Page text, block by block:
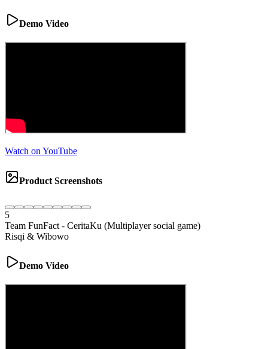
Demo Video
Watch on YouTube
Product Screenshots
5
Team FunFact - CeritaKu (Multiplayer social game)
Risqi & Wibowo
Demo Video